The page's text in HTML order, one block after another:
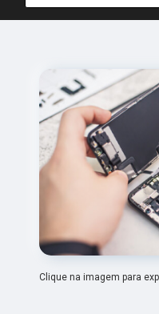
Clique na imagem para